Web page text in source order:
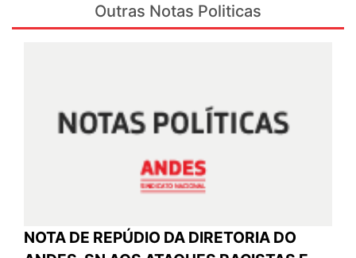
Outras Notas Politicas
NOTA DE REPÚDIO DA DIRETORIA DO